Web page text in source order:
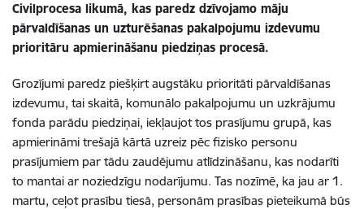
Civilprocesa likumā, kas paredz dzīvojamo māju
pārvaldīšanas un uzturēšanas pakalpojumu izdevumu
prioritāru apmierināšanu piedziņas procesā.
Grozījumi paredz piešķirt augstāku prioritāti pārvaldīšanas
izdevumu, tai skaitā, komunālo pakalpojumu un uzkrājumu
fonda parādu piedziņai, iekļaujot tos prasījumu grupā, kas
apmierināmi trešajā kārtā uzreiz pēc fizisko personu
prasījumiem par tādu zaudējumu atlīdzināšanu, kas nodarīti
to mantai ar noziedzīgu nodarījumu. Tas nozīmē, ka jau ar 1.
martu, ceļot prasību tiesā, personām prasības pieteikumā būs